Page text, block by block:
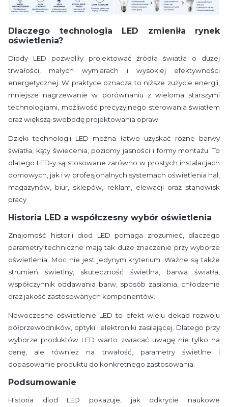
Dlaczego technologia LED zmieniła rynek
oświetlenia?
Diody LED pozwoliły projektować źródła światła o dużej
trwałości, małych wymiarach i wysokiej efektywności
energetycznej. W praktyce oznacza to niższe zużycie energii,
mniejsze nagrzewanie w porównaniu z wieloma starszymi
technologiami, możliwość precyzyjnego sterowania światłem
oraz większą swobodę projektowania opraw.
Dzięki technologii LED można łatwo uzyskać różne barwy
światła, kąty świecenia, poziomy jasności i formy montażu. To
dlatego LED-y są stosowane zarówno w prostych instalacjach
domowych, jak i w profesjonalnych systemach oświetlenia hal,
magazynów, biur, sklepów, reklam, elewacji oraz stanowisk
pracy.
Historia LED a współczesny wybór oświetlenia
Znajomość historii diod LED pomaga zrozumieć, dlaczego
parametry techniczne mają tak duże znaczenie przy wyborze
oświetlenia. Moc nie jest jedynym kryterium. Ważne są także
strumień świetlny, skuteczność świetlna, barwa światła,
współczynnik oddawania barw, sposób zasilania, chłodzenie
oraz jakość zastosowanych komponentów.
Nowoczesne oświetlenie LED to efekt wielu dekad rozwoju
półprzewodników, optyki i elektroniki zasilającej. Dlatego przy
wyborze produktów LED warto zwracać uwagę nie tylko na
cenę, ale również na trwałość, parametry świetlne i
dopasowanie produktu do konkretnego zastosowania.
Podsumowanie
Historia diod LED pokazuje, jak odkrycie naukowe